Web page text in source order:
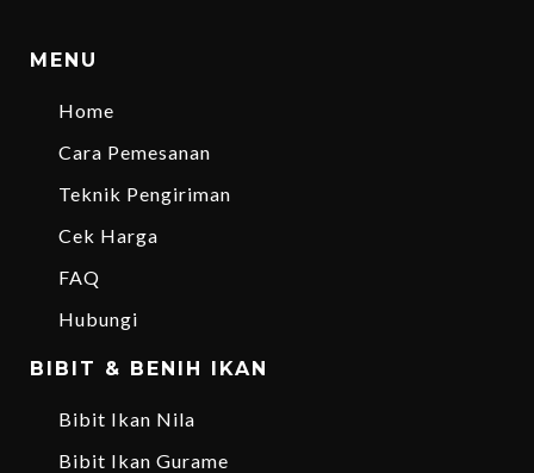
MENU
Home
Cara Pemesanan
Teknik Pengiriman
Cek Harga
FAQ
Hubungi
BIBIT & BENIH IKAN
Bibit Ikan Nila
Bibit Ikan Gurame